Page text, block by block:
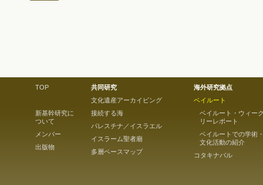
TOP
新基幹研究に
ついて
メンバー
出版物
共同研究
文化遺産アーカイビング
接続する海
パレスチナ／イスラエル
イスラーム聖者廟
多層ベースマップ
海外研究拠点
ベイルート
ベイルート・ウィー
リーレポート
ベイルートでの学術
文化活動の紹介
コタキナバル